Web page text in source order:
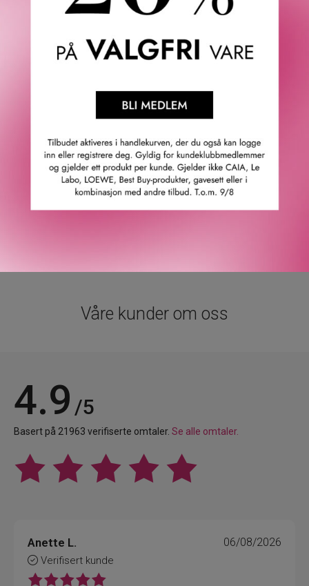
Den første Eau de Cologne hos Hermès, ble skapt av
Françoise Caron i 1979, som lot seg inspirere av frisk
bli et emblem for Hermès, og har skilt seg ut fra de andre
sitrus-dufter! Appelsin er hovedinnslaget, man kjenner
både bladene og skallet, og man finner både sitron,
mandarin, mynte og nyutsprungen solbærduft i skjønn
forening. Eau d’orange verte utfolder sin kompleksitet i en
Våre kunder om oss
4.9 /5
Basert på 21963 verifiserte omtaler. Se alle omtaler.
Anette L.
Verifisert kunde
06/08/2026